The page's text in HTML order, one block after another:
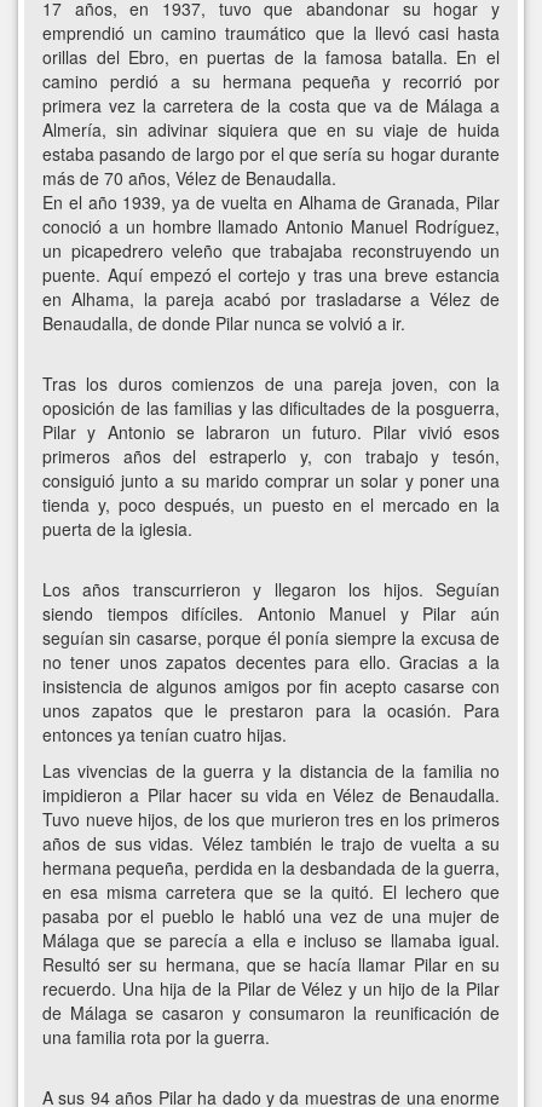
17 años, en 1937, tuvo que abandonar su hogar y
emprendió un camino traumático que la llevó casi hasta
orillas del Ebro, en puertas de la famosa batalla. En el
camino perdió a su hermana pequeña y recorrió por
primera vez la carretera de la costa que va de Málaga a
Almería, sin adivinar siquiera que en su viaje de huida
estaba pasando de largo por el que sería su hogar durante
más de 70 años, Vélez de Benaudalla.
En el año 1939, ya de vuelta en Alhama de Granada, Pilar
conoció a un hombre llamado Antonio Manuel Rodríguez,
un picapedrero veleño que trabajaba reconstruyendo un
puente. Aquí empezó el cortejo y tras una breve estancia
en Alhama, la pareja acabó por trasladarse a Vélez de
Benaudalla, de donde Pilar nunca se volvió a ir.
Tras los duros comienzos de una pareja joven, con la
oposición de las familias y las dificultades de la posguerra,
Pilar y Antonio se labraron un futuro. Pilar vivió esos
primeros años del estraperlo y, con trabajo y tesón,
consiguió junto a su marido comprar un solar y poner una
tienda y, poco después, un puesto en el mercado en la
puerta de la iglesia.
Los años transcurrieron y llegaron los hijos. Seguían
siendo tiempos difíciles. Antonio Manuel y Pilar aún
seguían sin casarse, porque él ponía siempre la excusa de
no tener unos zapatos decentes para ello. Gracias a la
insistencia de algunos amigos por fin acepto casarse con
unos zapatos que le prestaron para la ocasión. Para
entonces ya tenían cuatro hijas.
Las vivencias de la guerra y la distancia de la familia no
impidieron a Pilar hacer su vida en Vélez de Benaudalla.
Tuvo nueve hijos, de los que murieron tres en los primeros
años de sus vidas. Vélez también le trajo de vuelta a su
hermana pequeña, perdida en la desbandada de la guerra,
en esa misma carretera que se la quitó. El lechero que
pasaba por el pueblo le habló una vez de una mujer de
Málaga que se parecía a ella e incluso se llamaba igual.
Resultó ser su hermana, que se hacía llamar Pilar en su
recuerdo. Una hija de la Pilar de Vélez y un hijo de la Pilar
de Málaga se casaron y consumaron la reunificación de
una familia rota por la guerra.
A sus 94 años Pilar ha dado y da muestras de una enorme